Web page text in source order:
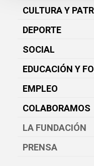
CULTURA Y
DEPORTE
SOCIAL
EDUCACIÓN Y
EMPLEO
COLABORAMOS
LA FUNDACIÓN
PRENSA